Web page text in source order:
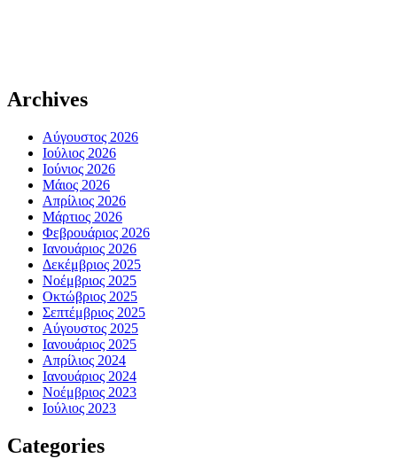
Archives
Αύγουστος 2026
Ιούλιος 2026
Ιούνιος 2026
Μάιος 2026
Απρίλιος 2026
Μάρτιος 2026
Φεβρουάριος 2026
Ιανουάριος 2026
Δεκέμβριος 2025
Νοέμβριος 2025
Οκτώβριος 2025
Σεπτέμβριος 2025
Αύγουστος 2025
Ιανουάριος 2025
Απρίλιος 2024
Ιανουάριος 2024
Νοέμβριος 2023
Ιούλιος 2023
Categories